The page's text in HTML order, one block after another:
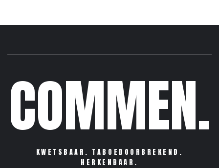
COMMEN.
KWETSBAAR. TABOEDOORBREKEND.
HERKENBAAR.